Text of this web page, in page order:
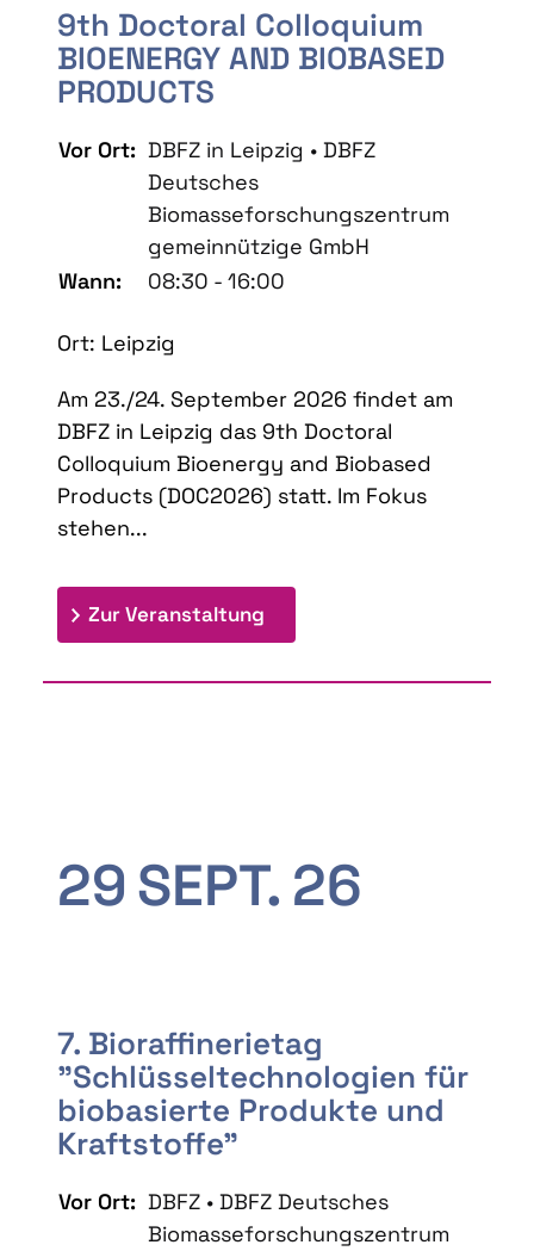
9th Doctoral Colloquium
BIOENERGY AND BIOBASED
PRODUCTS
Vor Ort: DBFZ in Leipzig • DBFZ
Deutsches
Biomasseforschungszentrum
gemeinnützige GmbH
Wann:
08:30 - 16:00
Ort: Leipzig
Am 23./24. September 2026 findet am
DBFZ in Leipzig das 9th Doctoral
Colloquium Bioenergy and Biobased
Products (DOC2026) statt. Im Fokus
stehen...
Zur Veranstaltung
29SEPT. 26
7. Bioraffinerietag
"Schlüsseltechnologien für
biobasierte Produkte und
Kraftstoffe"
Vor Ort: DBFZ • DBFZ Deutsches
Biomasseforschungszentrum